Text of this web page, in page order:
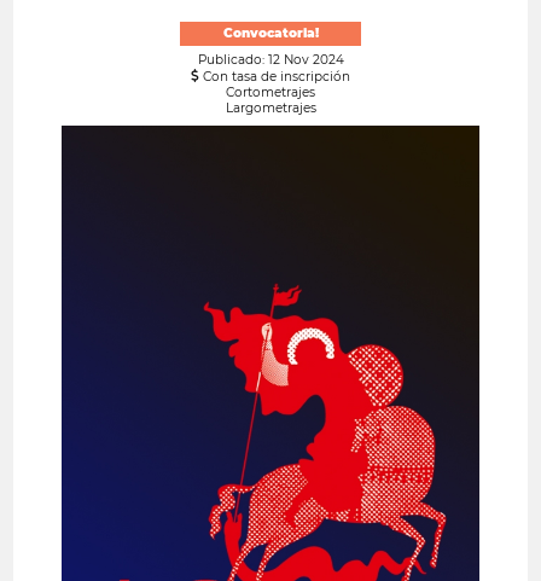
Convocatoria!
Publicado: 12 Nov 2024
Con tasa de inscripción
Cortometrajes
Largometrajes